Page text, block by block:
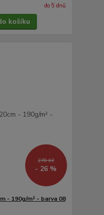
do 5 dnů
košíku
278 Kč
- 26 %
- 190g/m² - barva 08